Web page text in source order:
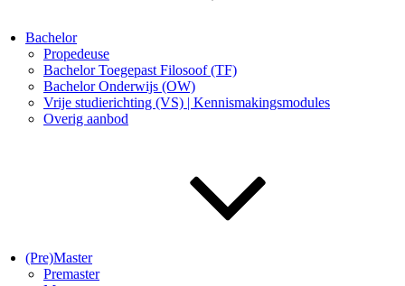
Bachelor
Propedeuse
Bachelor Toegepast Filosoof (TF)
Bachelor Onderwijs (OW)
Vrije studierichting (VS) | Kennismakingsmodules
Overig aanbod
(Pre)Master
Premaster